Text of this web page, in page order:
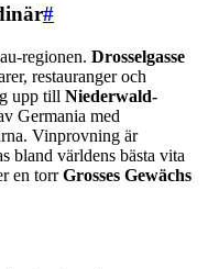
#
regionen. Drosselgasse
restauranger och
upp till Niederwald-
Germania med
Vinprovning är
bland världens bästa vita
en torrGrosses Gewächs